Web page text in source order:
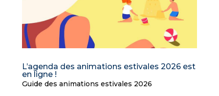
L’agenda des animations estivales 2026 est
en ligne !
Guide des animations estivales 2026